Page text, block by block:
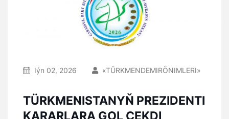
Iýn 02, 2026 «TÜRKMENDEMIRÖNIMLERI»
TÜRKMENISTANYŇ PREZIDENTI